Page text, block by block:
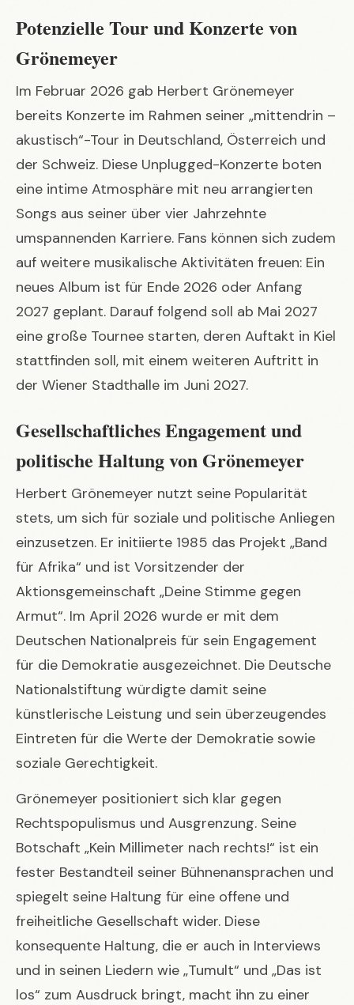
Potenzielle Tour und Konzerte von
Grönemeyer
Im Februar 2026 gab Herbert Grönemeyer
bereits Konzerte im Rahmen seiner „mittendrin –
akustisch“-Tour in Deutschland, Österreich und
der Schweiz. Diese Unplugged-Konzerte boten
eine intime Atmosphäre mit neu arrangierten
Songs aus seiner über vier Jahrzehnte
umspannenden Karriere. Fans können sich zudem
auf weitere musikalische Aktivitäten freuen: Ein
neues Album ist für Ende 2026 oder Anfang
2027 geplant. Darauf folgend soll ab Mai 2027
eine große Tournee starten, deren Auftakt in Kiel
stattfinden soll, mit einem weiteren Auftritt in
der Wiener Stadthalle im Juni 2027.
Gesellschaftliches Engagement und
politische Haltung von Grönemeyer
Herbert Grönemeyer nutzt seine Popularität
stets, um sich für soziale und politische Anliegen
einzusetzen. Er initiierte 1985 das Projekt „Band
für Afrika“ und ist Vorsitzender der
Aktionsgemeinschaft „Deine Stimme gegen
Armut“. Im April 2026 wurde er mit dem
Deutschen Nationalpreis für sein Engagement
für die Demokratie ausgezeichnet. Die Deutsche
Nationalstiftung würdigte damit seine
künstlerische Leistung und sein überzeugendes
Eintreten für die Werte der Demokratie sowie
soziale Gerechtigkeit.
Grönemeyer positioniert sich klar gegen
Rechtspopulismus und Ausgrenzung. Seine
Botschaft „Kein Millimeter nach rechts!“ ist ein
fester Bestandteil seiner Bühnenansprachen und
spiegelt seine Haltung für eine offene und
freiheitliche Gesellschaft wider. Diese
konsequente Haltung, die er auch in Interviews
und in seinen Liedern wie „Tumult“ und „Das ist
los“ zum Ausdruck bringt, macht ihn zu einer